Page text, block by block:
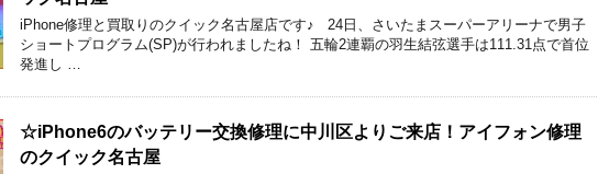
iPhone修理と買取りのクイック名古屋店です♪ 24日、さいたまスーパーアリーナで男子
ショートプログラム(SP)が行われましたね！ 五輪2連覇の羽生結弦選手は111.31点で首位
発進し …
☆iPhone6のバッテリー交換修理に中川区よりご来店！アイフォン修理
のクイック名古屋